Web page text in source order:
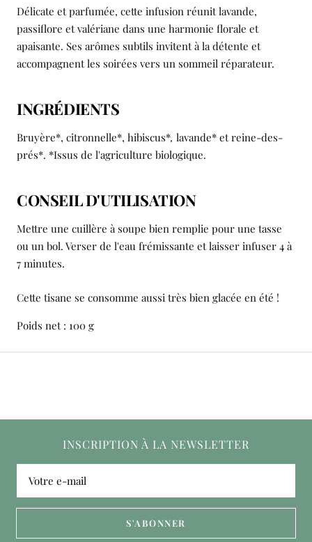
Délicate et parfumée, cette infusion réunit lavande,
passiflore et valériane dans une harmonie florale et
apaisante. Ses arômes subtils invitent à la détente et
accompagnent les soirées vers un sommeil réparateur.
INGRÉDIENTS
Bruyère*, citronnelle*, hibiscus*, lavande* et reine-des-
prés*. *Issus de l'agriculture biologique.
CONSEIL D'UTILISATION
Mettre une cuillère à soupe bien remplie pour une tasse
ou un bol. Verser de l'eau frémissante et laisser infuser 4 à
7 minutes.
Cette tisane se consomme aussi très bien glacée en été !
Poids net : 100 g
INSCRIPTION À LA NEWSLETTER
Votre e-mail
S'ABONNER